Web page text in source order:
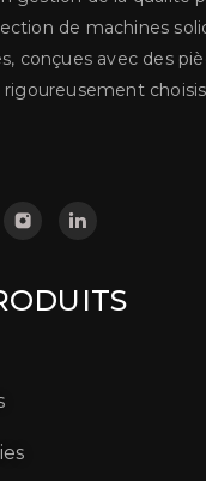
de machines
conçues avec des